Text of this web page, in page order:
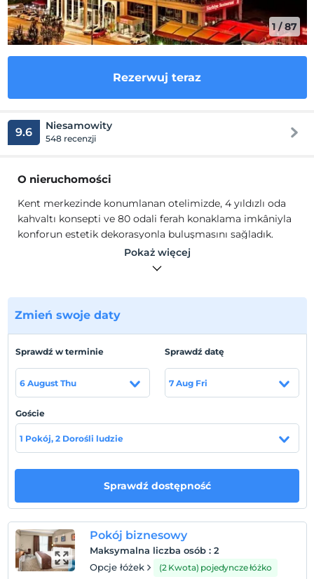
1/87
Rezerwuj teraz
9.6 Niesamowity
548 recenzji
O nieruchomości
Kent merkezinde konumlanan otelimizde, 4 yıldızlı oda
kahvaltı konsepti ve 80 odali ferah konaklama imkâniyla
konforun estetik dekorasyonla buluşmasını sağladık.
Lüks ayrıntılarda dekore edilen odalarimizda, kablolu ve
kablosuz internet hizmeti, özel banyo malzemeleri ve
yaratmayi amaçladık. Ayrıca otelimiz, özel fitness center,
vale hizmeti bulunmaktadır.
Günün yorgunluğunu atmak, sevdiklerinizi ağırlamak ve
özel günlerinize değer katmak için bütün eşsiz
güzellikleri ayağınıza getirdik.
Eşsiz konaklama imkânına destek olan 3 farklı
kapasitedeki toplantı salonumuzda, kullandığımız
yenilikçi teknoloji alt yapımız ve donanımlı hizmet
anlayışımız ile misafirlerimizin memnuniyetini
önemsemekteyiz.
The Merlot Hotel olarak, günün en keyifli anında açık
büfe kahvaltı seçeneğiyle misafirlerimize bol çeşitli
lezzetlerin keyfine varabilirsiniz. Seçkin bir akşam
yemeği için The Merlot Hotel’in bünyesinde yer alan
Harbiye ve Blackfish Restoran zengin lezzetleriyle
otelimizde kalan ve münferit olarak dışarıdan gelen tüm
konuklara hizmet vermektedir.Eskişehir'in zengin
Pokaż więcej
Zmień swoje daty
Sprawdź w terminie
6 August Thu
Sprawdź datę
7 Aug Fri
Goście
1 Pokój, 2 Dorośli ludzie
Sprawdź dostępność
Pokój biznesowy
Maksymalna liczba osób : 2
Opcje łóżek
(2 Kwota) pojedyncze łóżko